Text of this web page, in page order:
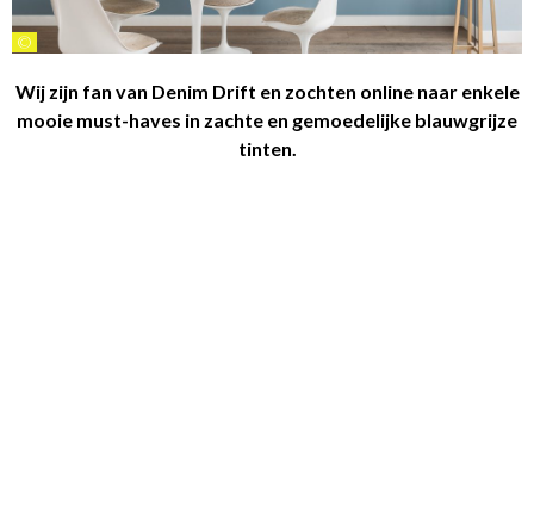
©
Wij zijn fan van Denim Drift en zochten online naar enkele
mooie must-haves in zachte en gemoedelijke blauwgrijze
tinten.